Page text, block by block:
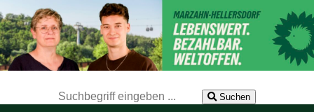
Suchen